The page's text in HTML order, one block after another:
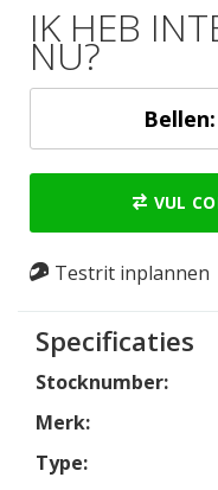
IK HEB
NU?
Bellen:
VUL
Testrit inplannen
Specificaties
Stocknumber:
Merk:
Type: